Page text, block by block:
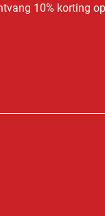
10% korting op